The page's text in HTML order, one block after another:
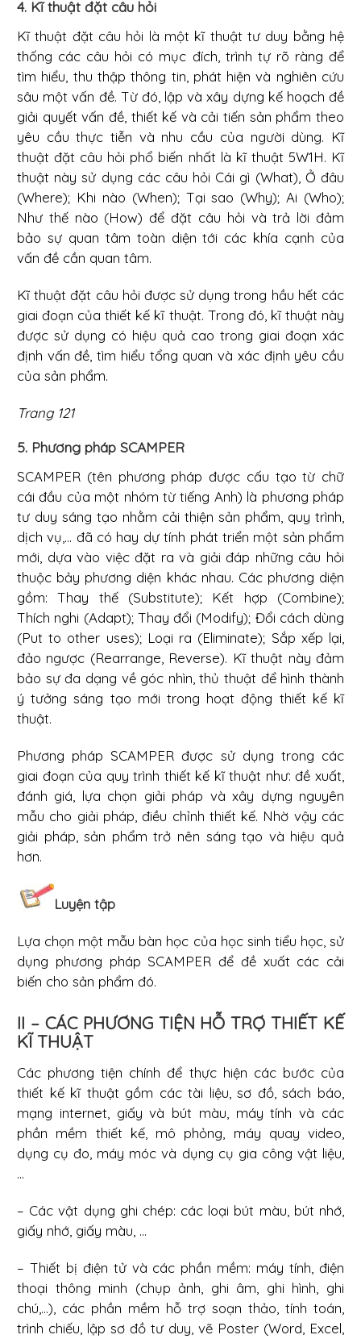
4. Kĩ thuật đặt câu hỏi
Kĩ thuật đặt câu hỏi là một kĩ thuật tư duy bằng hệ
thống các câu hỏi có mục đích, trình tự rõ ràng để
tìm hiểu, thu thập thông tin, phát hiện và nghiên cứu
sâu một vấn đề. Từ đó, lập và xây dựng kế hoạch đề
giải quyết vấn đề, thiết kế và cải tiến sản phẩm theo
yêu cầu thực tiễn và nhu cầu của người dùng. Kĩ
thuật đặt câu hỏi phổ biến nhất là kĩ thuật 5W1H. Kĩ
thuật này sử dụng các câu hỏi Cái gì (What), Ở đâu
(Where); Khi nào (When); Tại sao (Why); Ai (Who);
Như thế nào (How) để đặt câu hỏi và trả lời đảm
bảo sự quan tâm toàn diện tới các khía cạnh của
vấn đề cần quan tâm.
Kĩ thuật đặt câu hỏi được sử dụng trong hầu hết các
giai đoạn của thiết kế kĩ thuật. Trong đó, kĩ thuật này
được sử dụng có hiệu quả cao trong giai đoạn xác
định vấn đề, tìm hiểu tổng quan và xác định yêu cầu
của sản phẩm.
Trang 121
5. Phương pháp SCAMPER
SCAMPER (tên phương pháp được cấu tạo từ chữ
cái đầu của một nhóm từ tiếng Anh) là phương pháp
tư duy sáng tạo nhằm cải thiện sản phẩm, quy trình,
dịch vụ,... đã có hay dự tính phát triển một sản phẩm
mới, dựa vào việc đặt ra và giải đáp những câu hỏi
thuộc bảy phương diện khác nhau. Các phương diện
gồm: Thay thế (Substitute); Kết hợp (Combine);
Thích nghi (Adapt); Thay đổi (Modify); Đổi cách dùng
(Put to other uses); Loại ra (Eliminate); Sắp xếp lại,
đảo ngược (Rearrange, Reverse). Kĩ thuật này đảm
bảo sự đa dạng về góc nhìn, thủ thuật để hình thành
ý tưởng sáng tạo mới trong hoạt động thiết kế kĩ
thuật.
Phương pháp SCAMPER được sử dụng trong các
giai đoạn của quy trình thiết kế kĩ thuật như: đề xuất,
đánh giá, lựa chọn giải pháp và xây dựng nguyên
mẫu cho giải pháp, điều chỉnh thiết kế. Nhờ vậy các
giải pháp, sản phẩm trở nên sáng tạo và hiệu quả
hơn.
Luyện tập
Lựa chọn một mẫu bàn học của học sinh tiểu học, sử
dụng phương pháp SCAMPER để đề xuất các cải
biến cho sản phẩm đó.
II – CÁC PHƯƠNG TIỆN HỖ TRỢ THIẾT KẾ
KĨ THUẬT
Các phương tiện chính để thực hiện các bước của
thiết kế kĩ thuật gồm các tài liệu, sơ đồ, sách báo,
mạng internet, giấy và bút màu, máy tính và các
phần mềm thiết kế, mô phỏng, máy quay video,
dụng cụ đo, máy móc và dụng cụ gia công vật liệu,
...
– Các vật dụng ghi chép: các loại bút màu, bút nhớ,
giấy nhớ, giấy màu, ...
– Thiết bị điện tử và các phần mềm: máy tính, điện
thoại thông minh (chụp ảnh, ghi âm, ghi hình, ghi
chú,...), các phần mềm hỗ trợ soạn thảo, tính toán,
trình chiếu, lập sơ đồ tư duy, vẽ Poster (Word, Excel,